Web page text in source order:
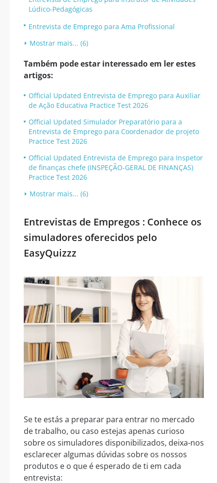
Lúdico-Pedagógicas
Entrevista de Emprego para Ama Profissional
Mostrar mais... (6)
Também pode estar interessado em ler estes
artigos:
Official Updated Entrevista de Emprego para Auxiliar
de Ação Educativa Practice Test 2026
Official Updated Simulador Preparatório para a
Entrevista de Emprego para Coordenador de projeto
Practice Test 2026
Official Updated Entrevista de Emprego para Inspetor
de finanças chefe (INSPEÇÃO-GERAL DE FINANÇAS)
Practice Test 2026
Mostrar mais... (6)
Entrevistas de Empregos : Conhece os
simuladores oferecidos pelo
EasyQuizzz
Se te estás a preparar para entrar no mercado
de trabalho, ou caso estejas apenas curioso
sobre os simuladores disponibilizados, deixa-nos
esclarecer algumas dúvidas sobre os nossos
produtos e o que é esperado de ti em cada
entrevista: